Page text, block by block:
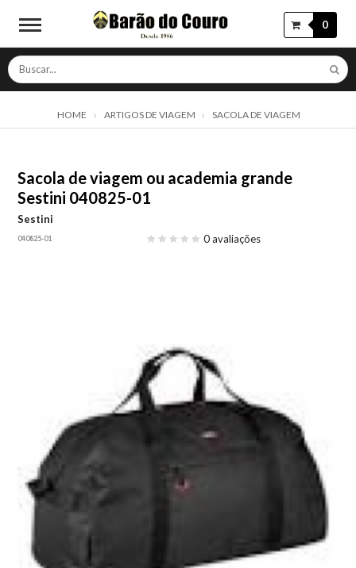
0
HOME ARTIGOS DE VIAGEM SACOLA DE VIAGEM
Sacola de viagem ou academia grande
Sestini 040825-01
Sestini
040825-01 0 avaliações